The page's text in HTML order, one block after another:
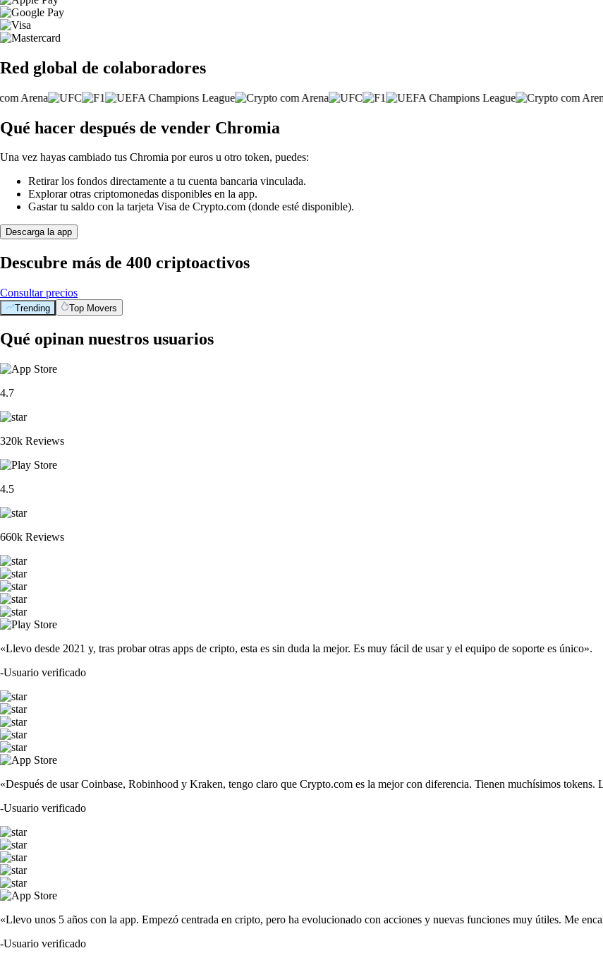
Red global de colaboradores
Qué hacer después de vender Chromia
Una vez hayas cambiado tus Chromia por euros u otro token, puedes:
Retirar los fondos directamente a tu cuenta bancaria vinculada.
Explorar otras criptomonedas disponibles en la app.
Gastar tu saldo con la tarjeta Visa de Crypto.com (donde esté disponible).
Descarga la app
Descubre más de 400 criptoactivos
Consultar precios
Trending Top Movers
Qué opinan nuestros usuarios
4.7
320k Reviews
4.5
660k Reviews
«Llevo desde 2021 y, tras probar otras apps de cripto, esta es sin duda la mejor. Es muy fácil de usar y el equipo de soporte es único».
-Usuario verificado
«Después de usar Coinbase, Robinhood y Kraken, tengo claro que Crypto.com es la mejor con diferencia. Tienen muchísimos
-Usuario verificado
«Llevo unos 5 años con la app. Empezó centrada en cripto, pero ha evolucionado con acciones y nuevas funciones muy útiles. Me
-Usuario verificado